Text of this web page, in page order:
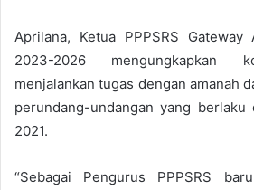
Aprilana, Ketua PPPSRS
2023-2026 mengungkapkan
menjalankan tugas dengan amanah
perundang-undangan yang
2021.
“Sebagai Pengurus PPPSRS